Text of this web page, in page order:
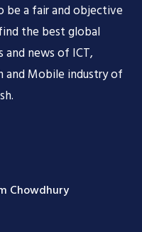
be a fair and objective
the best global
news of ICT,
and Mobile industry of
Chowdhury